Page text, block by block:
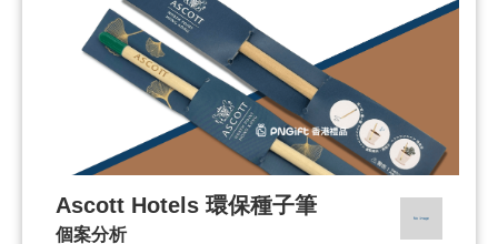
Ascott Hotels 環保種子筆
個案分析